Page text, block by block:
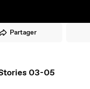
Partager
03-05